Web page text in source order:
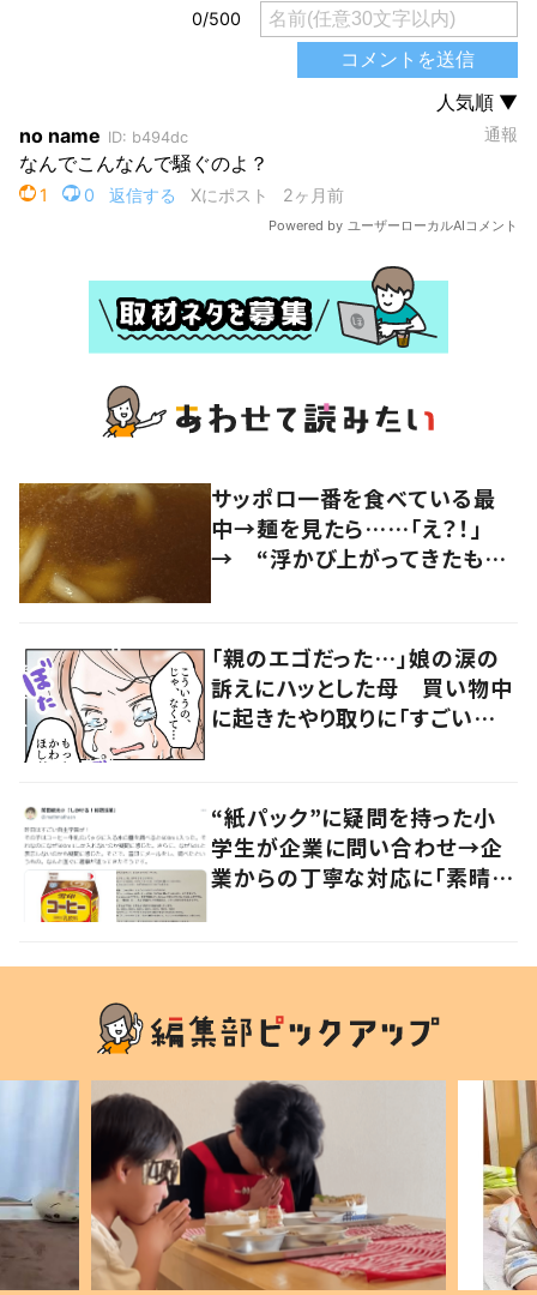
サッポロ一番を食べている最
中→麺を見たら……「え？！」
→ “浮かび上がってきたも
ね」
「親のエゴだった…」娘の涙の
訴えにハッとした母 買い物中
に起きたやり取りに「すごい分
“紙パック”に疑問を持った小
学生が企業に問い合わせ→企
業からの丁寧な対応に「素晴ら